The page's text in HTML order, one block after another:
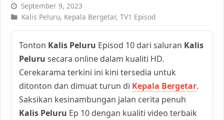
September 9, 2023
Kalis Peluru, Kepala Bergetar,TV1 Episod
Tonton Kalis Peluru Episod 10 dari saluran Kalis
Peluru secara online dalam kualiti HD.
Cerekarama terkini ini kini tersedia untuk
ditonton dan dimuat turun di Kepala Bergetar.
Saksikan kesinambungan jalan cerita penuh
Kalis Peluru Ep 10 dengan kualiti video terbaik